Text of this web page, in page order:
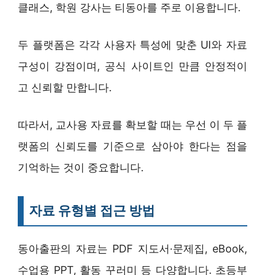
클래스, 학원 강사는 티동아를 주로 이용합니다.
두 플랫폼은 각각 사용자 특성에 맞춘 UI와 자료
구성이 강점이며, 공식 사이트인 만큼 안정적이
고 신뢰할 만합니다.
따라서, 교사용 자료를 확보할 때는 우선 이 두 플
랫폼의 신뢰도를 기준으로 삼아야 한다는 점을
기억하는 것이 중요합니다.
자료 유형별 접근 방법
동아출판의 자료는 PDF 지도서·문제집, eBook,
수업용 PPT, 활동 꾸러미 등 다양합니다. 초등부